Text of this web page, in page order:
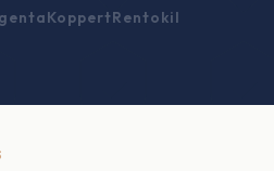
KoppertRentokil